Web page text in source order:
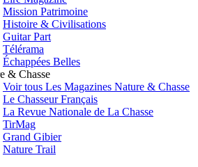
Mission Patrimoine
Histoire & Civilisations
Guitar Part
Télérama
Échappées Belles
& Chasse
Voir tous Les Magazines Nature & Chasse
Le Chasseur Français
La Revue Nationale de La Chasse
TirMag
Grand Gibier
Nature Trail